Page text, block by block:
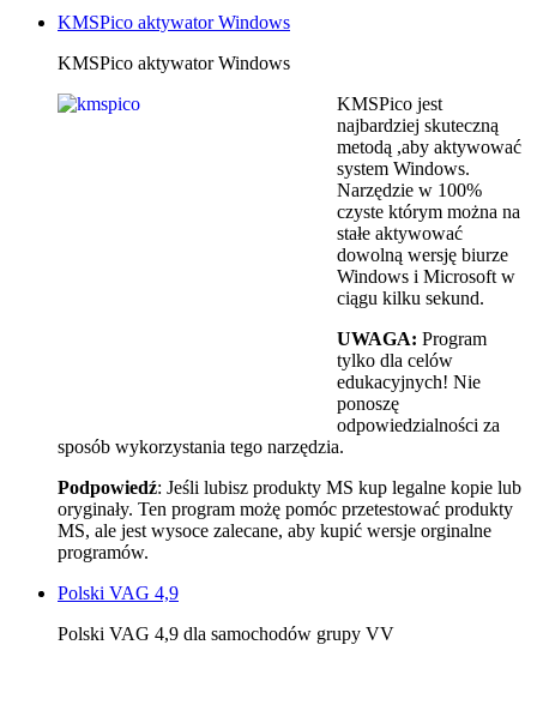
KMSPico aktywator Windows
KMSPico aktywator Windows
KMSPico jest
najbardziej skuteczną
metodą ,aby aktywować
system Windows.
Narzędzie w 100%
czyste którym można na
stałe aktywować
dowolną wersję biurze
Windows i Microsoft w
ciągu kilku sekund.
UWAGA: Program
tylko dla celów
edukacyjnych! Nie
ponoszę
odpowiedzialności za
sposób wykorzystania tego narzędzia.
Podpowiedź: Jeśli lubisz produkty MS kup legalne kopie lub
oryginały. Ten program możę pomóc przetestować produkty
MS, ale jest wysoce zalecane, aby kupić wersje orginalne
programów.
Polski VAG 4,9
Polski VAG 4,9 dla samochodów grupy VV